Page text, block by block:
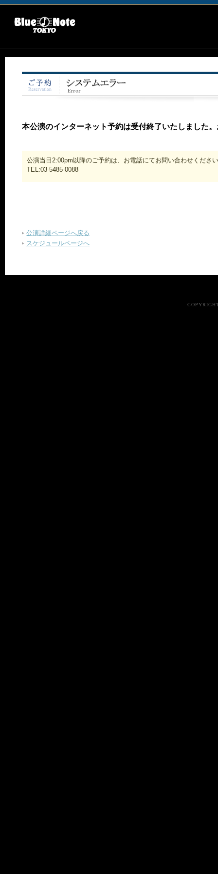
本公演のインターネット予約は受付終了いたしました
公演当日2:00pm以降のご予約は、お電話にてお問い合わせくださ
TEL:03-5485-0088
公演詳細ページへ戻る
スケジュールページへ